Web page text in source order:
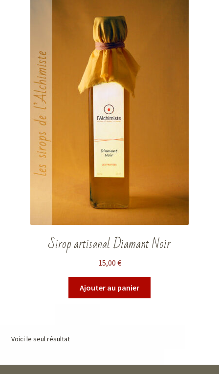
Sirop artisanal Diamant Noir
15,00 €
Ajouter au panier
Voici le seul résultat